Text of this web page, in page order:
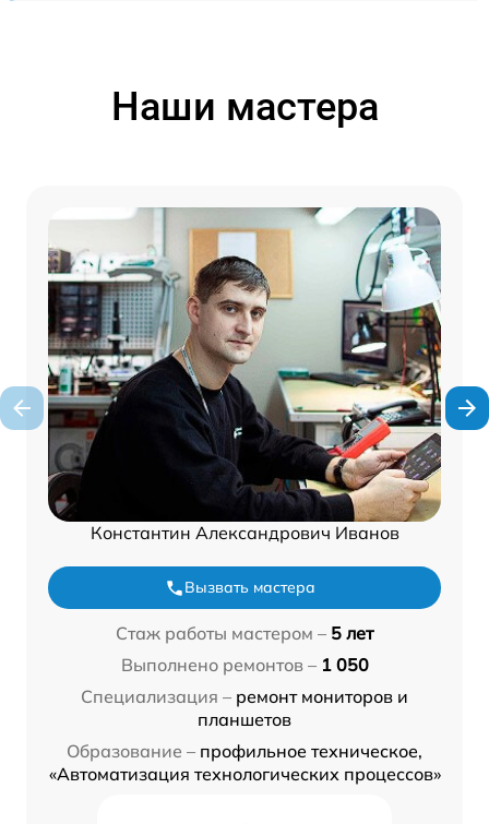
Наши мастера
Константин Александрович Иванов
Вызвать мастера
Стаж работы мастером – 5 лет
Выполнено ремонтов – 1 050
Специализация – ремонт мониторов и
планшетов
Образование – профильное техническое,
«Автоматизация технологических процессов»